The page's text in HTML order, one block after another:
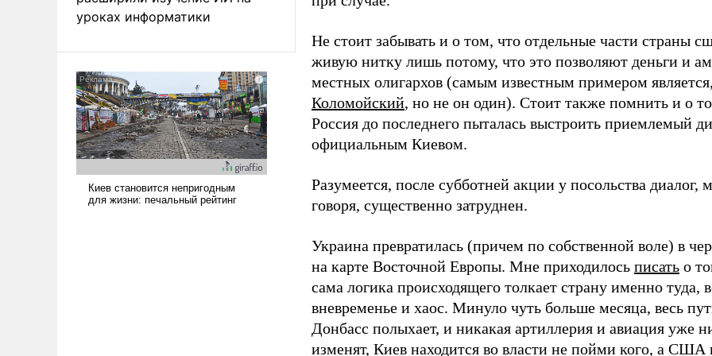
уроках информатики
Не стоит забывать и о том, что отдельные части страны
живую нитку лишь потому, что это позволяют деньги и
местных олигархов (самым известным примером
Коломойский, но не он один). Стоит также помнить и о
Россия до последнего пыталась выстроить приемлемый
официальным Киевом.
Разумеется, после субботней акции у посольства диалог,
говоря, существенно затруднен.
Украина превратилась (причем по собственной воле) в
на карте Восточной Европы. Мне приходилось писать о
сама логика происходящего толкает страну именно туда,
вневременье и хаос. Минуло чуть больше месяца, весь
Донбасс полыхает, и никакая артиллерия и авиация уже
изменят, Киев находится во власти не пойми кого, а США